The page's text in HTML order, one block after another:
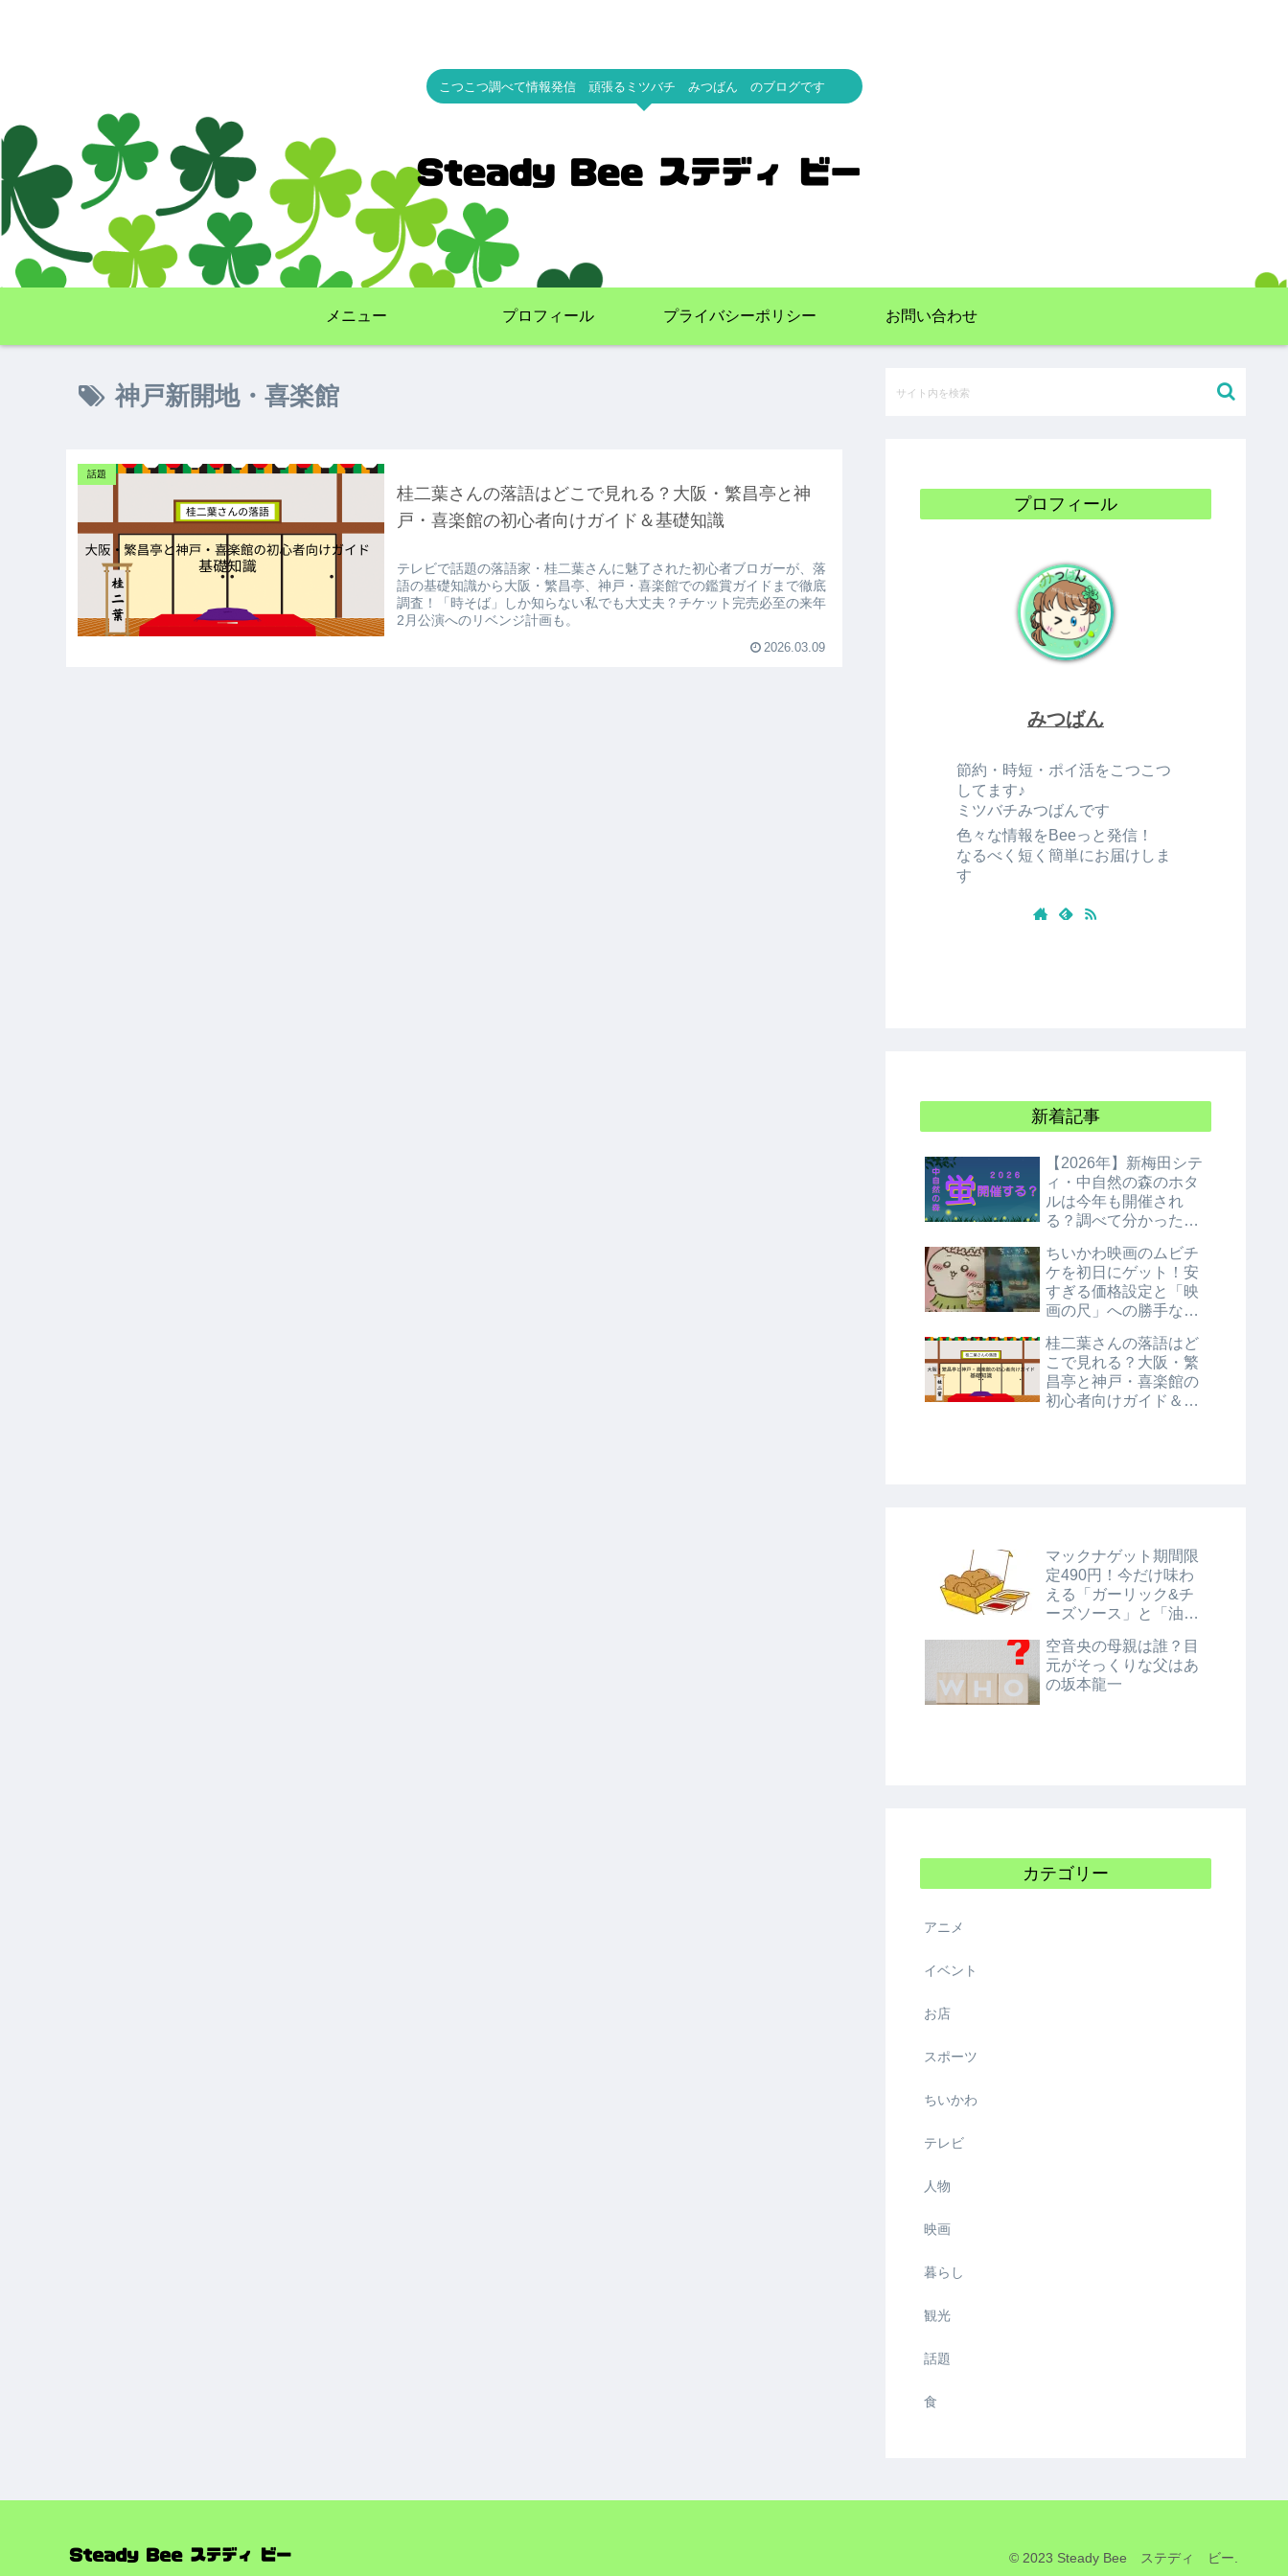
こつこつ調べて情報発信 頑張るミツバチ みつばん のブログです
メニュー プロフィール プライバシーポリシー お問い合わせ
神戸新開地・喜楽館
話題
桂二葉さんの落語はどこで見れる？大阪・繁昌亭と神
戸・喜楽館の初心者向けガイド＆基礎知識
テレビで話題の落語家・桂二葉さんに魅了された初心者ブロガーが、落
語の基礎知識から大阪・繁昌亭、神戸・喜楽館での鑑賞ガイドまで徹底
調査！「時そば」しか知らない私でも大丈夫？チケット完売必至の来年
2月公演へのリベンジ計画も。
2026.03.09
プロフィール
みつばん
節約・時短・ポイ活をこつこつ
してます♪
ミツバチみつばんです
色々な情報をBeeっと発信！
なるべく短く簡単にお届けしま
す
新着記事
【2026年】新梅田シテ
ィ・中自然の森のホタ
ルは今年も開催され
る？調べて分かった衝
ちいかわ映画のムビチ
ケを初日にゲット！安
すぎる価格設定と「映
画の尺」への勝手な考
桂二葉さんの落語はど
こで見れる？大阪・繁
昌亭と神戸・喜楽館の
初心者向けガイド＆基
マックナゲット期間限
定490円！今だけ味わ
える「ガーリック&チ
ーズソース」と「油淋
空音央の母親は誰？目
元がそっくりな父はあ
の坂本龍一
カテゴリー
アニメ
イベント
お店
スポーツ
ちいかわ
テレビ
人物
映画
暮らし
観光
話題
食
© 2023 Steady Bee ステディ ビー.